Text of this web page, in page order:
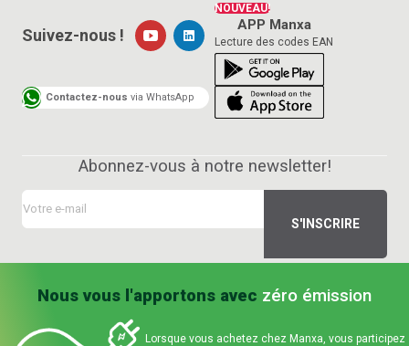
NOUVEAU!
APP Manxa
Lecture des codes EAN
Suivez-nous !
Contactez-nous via WhatsApp
Abonnez-vous à notre newsletter!
Nous vous l'apportons avec zéro émission
Lorsque vous achetez chez Manxa, vous participez